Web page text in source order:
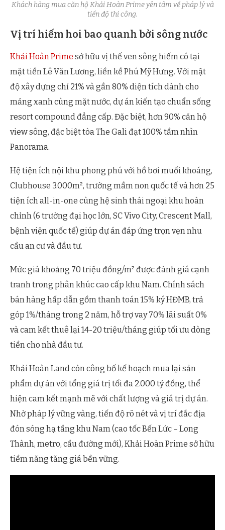
Khách hàng mua căn hộ Khải Hoàn Prime yên tâm về pháp lý và
tiến độ thi công.
Vị trí hiếm hoi bao quanh bởi sông nước
Khải Hoàn Prime sở hữu vị thế ven sông hiếm có tại
mặt tiền Lê Văn Lương, liền kề Phú Mỹ Hưng. Với mật
độ xây dựng chỉ 21% và gần 80% diện tích dành cho
mảng xanh cùng mặt nước, dự án kiến tạo chuẩn sống
resort compound đẳng cấp. Đặc biệt, hơn 90% căn hộ
view sông, đặc biệt tòa The Gali đạt 100% tầm nhìn
Panorama.
Hệ tiện ích nội khu phong phú với hồ bơi muối khoáng,
Clubhouse 3.000m², trường mầm non quốc tế và hơn 25
tiện ích all-in-one cùng hệ sinh thái ngoại khu hoàn
chỉnh (6 trường đại học lớn, SC Vivo City, Crescent Mall,
bệnh viện quốc tế) giúp dự án đáp ứng trọn vẹn nhu
cầu an cư và đầu tư.
Mức giá khoảng 70 triệu đồng/m² được đánh giá cạnh
tranh trong phân khúc cao cấp khu Nam. Chính sách
bán hàng hấp dẫn gồm thanh toán 15% ký HĐMB, trả
góp 1%/tháng trong 2 năm, hỗ trợ vay 70% lãi suất 0%
và cam kết thuê lại 14-20 triệu/tháng giúp tối ưu dòng
tiền cho nhà đầu tư.
Khải Hoàn Land còn công bố kế hoạch mua lại sản
phẩm dự án với tổng giá trị tối đa 2.000 tỷ đồng, thể
hiện cam kết mạnh mẽ với chất lượng và giá trị dự án.
Nhờ pháp lý vững vàng, tiến độ rõ nét và vị trí đắc địa
đón sóng hạ tầng khu Nam (cao tốc Bến Lức – Long
Thành, metro, cầu đường mới), Khải Hoàn Prime sở hữu
tiềm năng tăng giá bền vững.